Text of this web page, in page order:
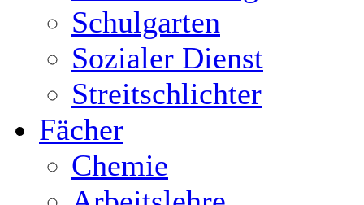
Schulgarten
Sozialer Dienst
Streitschlichter
Fächer
Chemie